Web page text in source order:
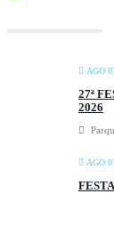
AGO
27ª
2026
AGO